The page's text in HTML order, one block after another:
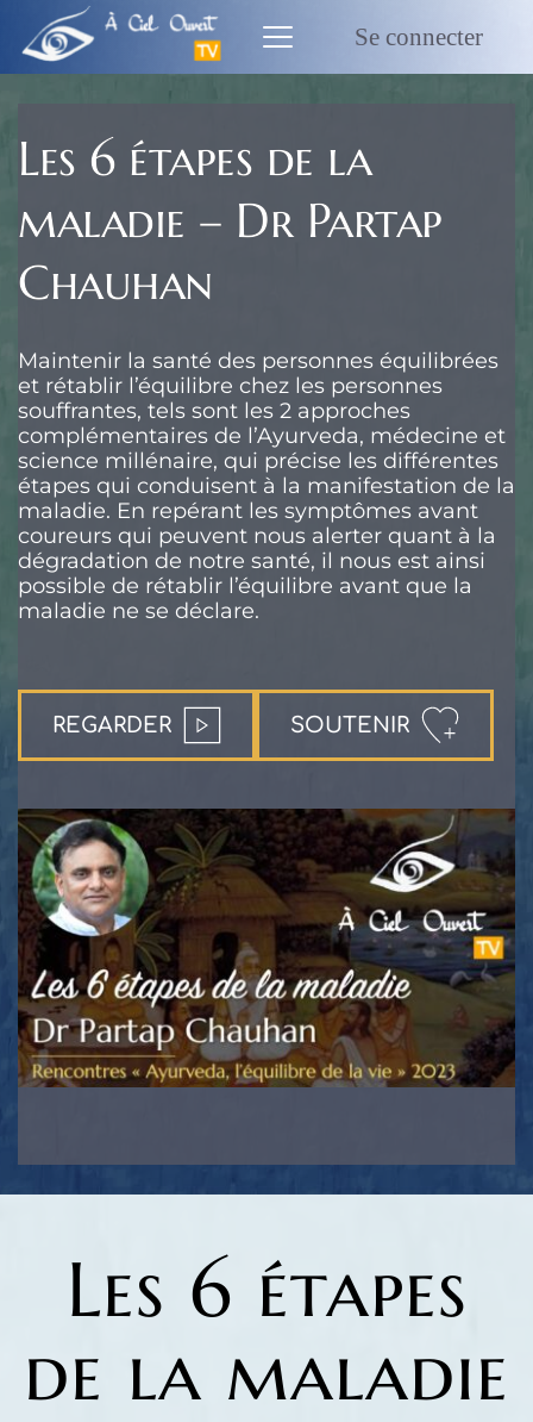
contenu
Se connecter
Les 6 étapes de la
maladie – Dr Partap
Chauhan
Maintenir la santé des personnes équilibrées
et rétablir l’équilibre chez les personnes
souffrantes, tels sont les 2 approches
complémentaires de l’Ayurveda, médecine et
science millénaire, qui précise les différentes
étapes qui conduisent à la manifestation de la
maladie. En repérant les symptômes avant
coureurs qui peuvent nous alerter quant à la
dégradation de notre santé, il nous est ainsi
possible de rétablir l’équilibre avant que la
maladie ne se déclare.
REGARDER SOUTENIR
Les 6 étapes
de la maladie